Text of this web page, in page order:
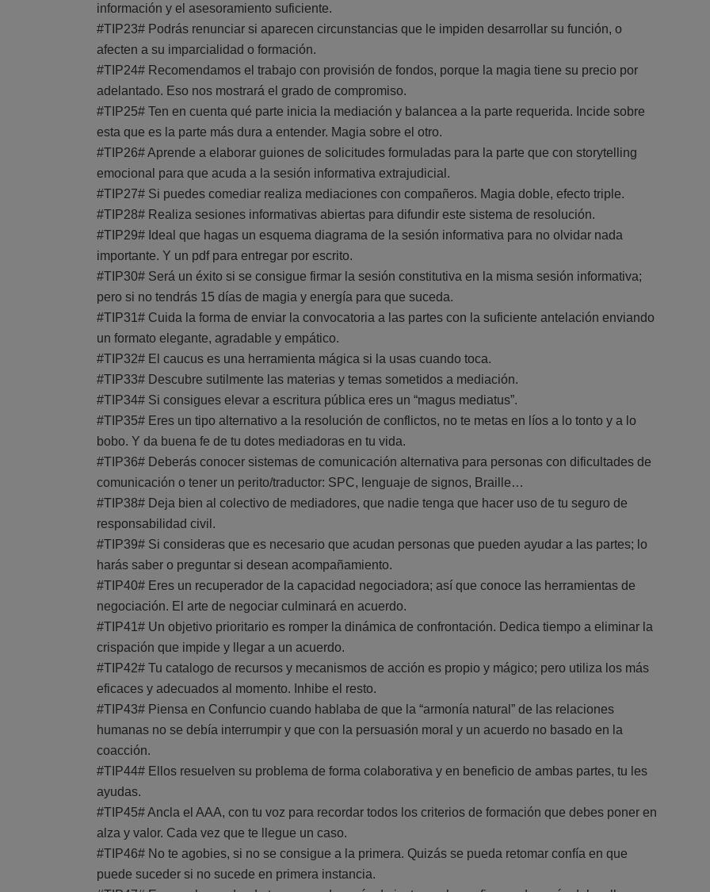
información y el asesoramiento suficiente.
#TIP23# Podrás renunciar si aparecen circunstancias que le impiden desarrollar su función, o
afecten a su imparcialidad o formación.
#TIP24# Recomendamos el trabajo con provisión de fondos, porque la magia tiene su precio por
adelantado. Eso nos mostrará el grado de compromiso.
#TIP25# Ten en cuenta qué parte inicia la mediación y balancea a la parte requerida. Incide sobre
esta que es la parte más dura a entender. Magia sobre el otro.
#TIP26# Aprende a elaborar guiones de solicitudes formuladas para la parte que con storytelling
emocional para que acuda a la sesión informativa extrajudicial.
#TIP27# Si puedes comediar realiza mediaciones con compañeros. Magia doble, efecto triple.
#TIP28# Realiza sesiones informativas abiertas para difundir este sistema de resolución.
#TIP29# Ideal que hagas un esquema diagrama de la sesión informativa para no olvidar nada
importante. Y un pdf para entregar por escrito.
#TIP30# Será un éxito si se consigue firmar la sesión constitutiva en la misma sesión informativa;
pero si no tendrás 15 días de magia y energía para que suceda.
#TIP31# Cuida la forma de enviar la convocatoria a las partes con la suficiente antelación enviando
un formato elegante, agradable y empático.
#TIP32# El caucus es una herramienta mágica si la usas cuando toca.
#TIP33# Descubre sutilmente las materias y temas sometidos a mediación.
#TIP34# Si consigues elevar a escritura pública eres un “magus mediatus”.
#TIP35# Eres un tipo alternativo a la resolución de conflictos, no te metas en líos a lo tonto y a lo
bobo. Y da buena fe de tu dotes mediadoras en tu vida.
#TIP36# Deberás conocer sistemas de comunicación alternativa para personas con dificultades de
comunicación o tener un perito/traductor: SPC, lenguaje de signos, Braille…
#TIP38# Deja bien al colectivo de mediadores, que nadie tenga que hacer uso de tu seguro de
responsabilidad civil.
#TIP39# Si consideras que es necesario que acudan personas que pueden ayudar a las partes; lo
harás saber o preguntar si desean acompañamiento.
#TIP40# Eres un recuperador de la capacidad negociadora; así que conoce las herramientas de
negociación. El arte de negociar culminará en acuerdo.
#TIP41# Un objetivo prioritario es romper la dinámica de confrontación. Dedica tiempo a eliminar la
crispación que impide y llegar a un acuerdo.
#TIP42# Tu catalogo de recursos y mecanismos de acción es propio y mágico; pero utiliza los más
eficaces y adecuados al momento. Inhibe el resto.
#TIP43# Piensa en Confuncio cuando hablaba de que la “armonía natural” de las relaciones
humanas no se debía interrumpir y que con la persuasión moral y un acuerdo no basado en la
coacción.
#TIP44# Ellos resuelven su problema de forma colaborativa y en beneficio de ambas partes, tu les
ayudas.
#TIP45# Ancla el AAA, con tu voz para recordar todos los criterios de formación que debes poner en
alza y valor. Cada vez que te llegue un caso.
#TIP46# No te agobies, si no se consigue a la primera. Quizás se pueda retomar confía en que
puede suceder si no sucede en primera instancia.